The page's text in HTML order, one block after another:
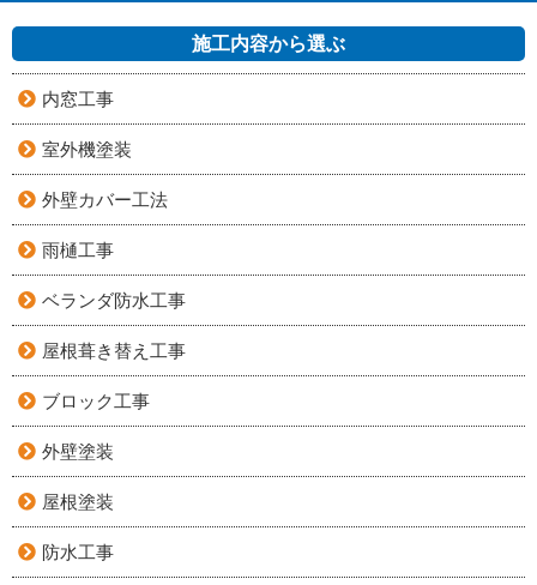
施工内容から選ぶ
内窓工事
室外機塗装
外壁カバー工法
雨樋工事
ベランダ防水工事
屋根葺き替え工事
ブロック工事
外壁塗装
屋根塗装
防水工事